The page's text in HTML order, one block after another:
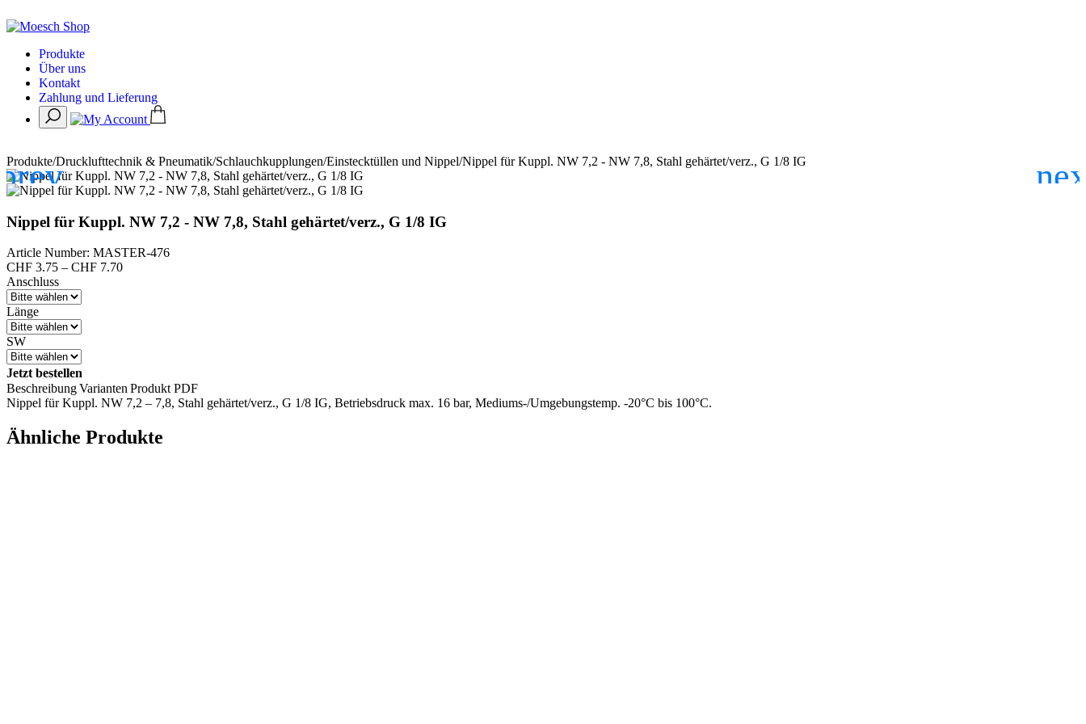
Produkte
Über uns
Kontakt
Zahlung und Lieferung
Produkte/Drucklufttechnik & Pneumatik/Schlauchkupplungen/Einstecktüllen und Nippel/Nippel für Kuppl. NW 7,2 - NW 7,8, Stahl gehärtet/verz., G 1/8 IG
Nippel für Kuppl. NW 7,2 - NW 7,8, Stahl gehärtet/verz., G 1/8 IG
Article Number: MASTER-476
CHF 3.75 – CHF 7.70Preisspanne:
Anschluss
Länge
SW
Jetzt bestellen
BeschreibungVarianten Produkt PDF
Nippel für Kuppl. NW 7,2 – 7,8, Stahl gehärtet/verz., G 1/8 IG, Betriebsdruck max. 16 bar, Mediums-/Umgebungstemp. -20°C bis 100°C.
Ähnliche Produkte